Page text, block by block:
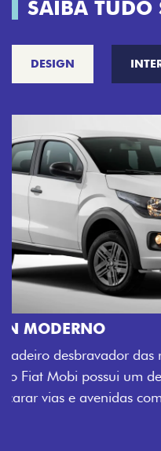
SAIBA TUDO
DESIGN
CINCO OPÇÕES DE
O Fiat Mobi tem
sua cara. Escolha entre
Montecarlo, Branco